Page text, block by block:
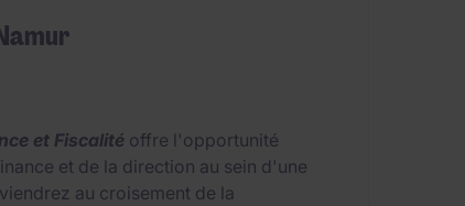
et Fiscalité offre l'opportunité
et de la direction au sein d'une
au croisement de la